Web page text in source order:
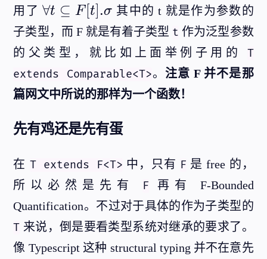
用了\f
o
r
al
l
t
s
b
e
F
[t
].
\
∀t ⊆ F [t .σ 其中的 t 就是作为参数的
子类型，而 F 就是有着子类型 t 作为泛型参数
的父类型，就比如上面举例子用的 T
extends Comparable<T>。 注意 F 并不是那
篇网文中所说的那样为一个函数！
先有鸡还是先有蛋
在 T extends F<T> 中，只有 F 是 free 的，
所以必然是先有 F 再有 F-Bounded
Quantification。不过对于具体的作为子类型的
T 来说，倒是要看类型系统对继承的要求了。
像 Typescript 这种 structural typing 并不在意先